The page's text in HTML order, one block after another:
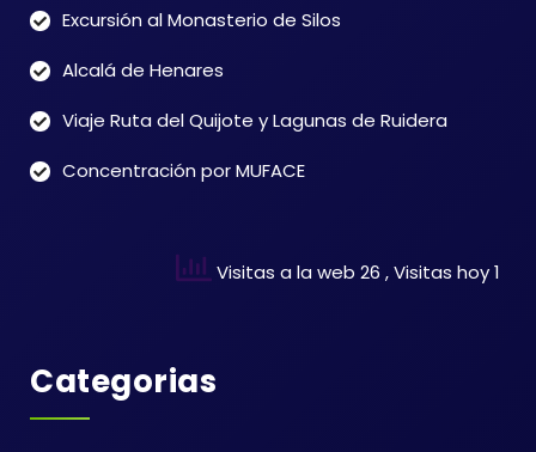
Excursión al Monasterio de Silos
Alcalá de Henares
Viaje Ruta del Quijote y Lagunas de Ruidera
Concentración por MUFACE
Visitas a la web 26 , Visitas hoy 1
Categorias